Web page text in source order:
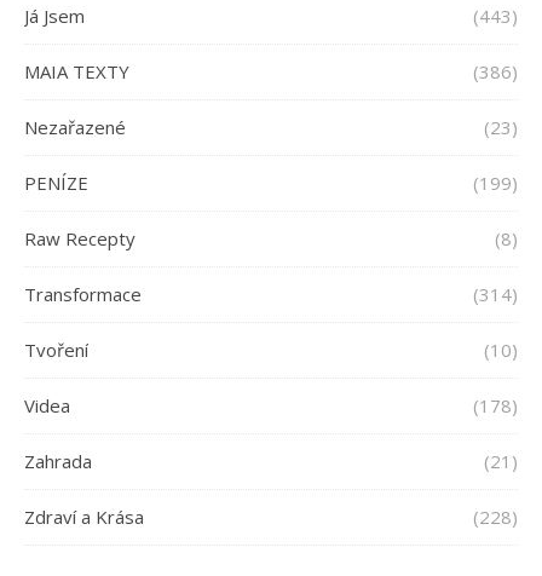
Já Jsem (443)
MAIA TEXTY (386)
Nezařazené (23)
PENÍZE (199)
Raw Recepty (8)
Transformace (314)
Tvoření (10)
Videa (178)
Zahrada (21)
Zdraví a Krása (228)